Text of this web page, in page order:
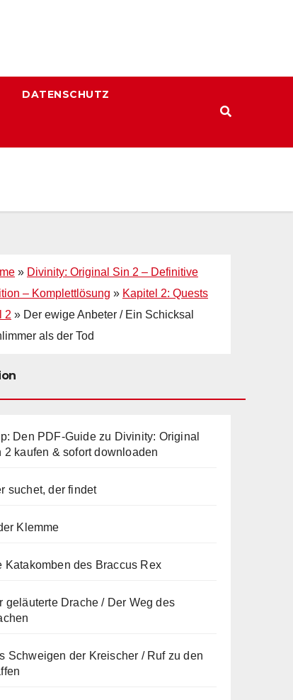
DATENSCHUTZ
» Divinity: Original Sin 2 – Definitive
– Komplettlösung » Kapitel 2: Quests
2 » Der ewige Anbeter / Ein Schicksal
als der Tod
Den PDF-Guide zu Divinity: Original
2 kaufen & sofort downloaden
suchet, der findet
Klemme
Katakomben des Braccus Rex
geläuterte Drache / Der Weg des
Schweigen der Kreischer / Ruf zu den